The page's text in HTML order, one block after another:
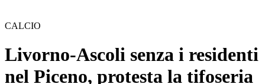
CALCIO
Livorno-Ascoli senza i residenti
nel Piceno, protesta la tifoseria